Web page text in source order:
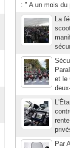
: " A un mois du
La
et le
Par